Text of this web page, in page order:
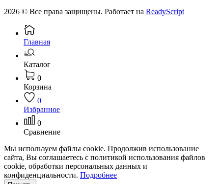
2026 © Все права защищены. Работает на ReadyScript
Главная
Каталог
0
Корзина
0
Избранное
0
Сравнение
Мы используем файлы cookie. Продолжив использование
сайта, Вы соглашаетесь с политикой использования файлов
cookie, обработки персональных данных и
конфиденциальности. Подробнее